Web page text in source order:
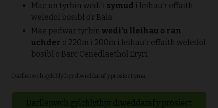
Mae un tyrbin wedi’i symud i leihau’r effaith
weledol bosibl o’r Bala.
Mae pedwar tyrbin wedi’u lleihau o ran
uchder o 220m i 200m i leihau’r effaith weledol
bosibl o Barc Cenedlaethol Eryri.
Darllenwch gylchlythyr diweddaraf y prosiect yma.
Darllenwch gylchlythyr diweddaraf y prosiect